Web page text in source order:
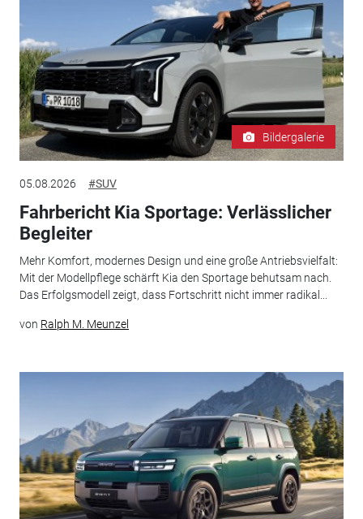
Bildergalerie
05.08.2026 #SUV
Fahrbericht Kia Sportage: Verlässlicher
Begleiter
Mehr Komfort, modernes Design und eine große Antriebsvielfalt:
Mit der Modellpflege schärft Kia den Sportage behutsam nach.
Das Erfolgsmodell zeigt, dass Fortschritt nicht immer radikal...
von Ralph M. Meunzel